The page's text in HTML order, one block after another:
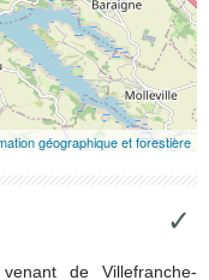
✓
de Villefranche-